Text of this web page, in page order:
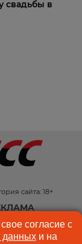
свадьбы в
сайта: 18+
согласие с
данныхи на